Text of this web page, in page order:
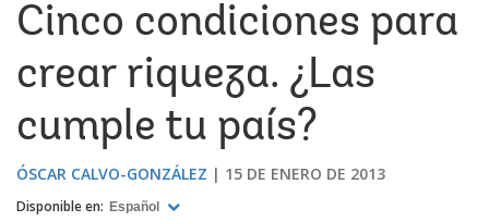
Cinco condiciones para
crear riqueza. ¿Las
cumple tu país?
ÓSCAR CALVO-GONZÁLEZ 15 DE ENERO DE 2013
Disponible en: Español